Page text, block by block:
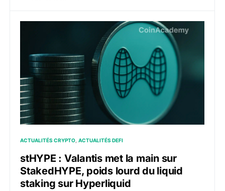
stHYPE : Valantis met la main sur StakedHYPE,
ACTUALITÉS CRYPTO ACTUALITÉS DEFI
stHYPE : Valantis met la main sur
StakedHYPE, poids lourd du liquid
staking sur Hyperliquid